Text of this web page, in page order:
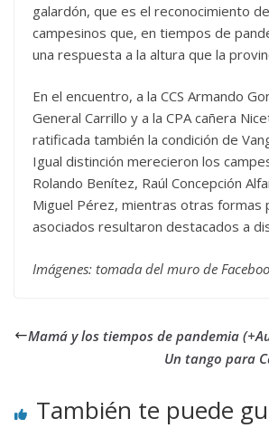
galardón, que es el reconocimiento
campesinos que, en tiempos de
una respuesta a la altura que la
En el encuentro, a la CCS Armando
General Carrillo y a la CPA cañera
ratificada también la condición de
Igual distinción merecieron los
Rolando Benítez, Raúl Concepción
Miguel Pérez, mientras otras formas
asociados resultaron destacados a
Imágenes: tomada del muro de
Mamá y los tiempos de pandemia
Un tango para
También te puede